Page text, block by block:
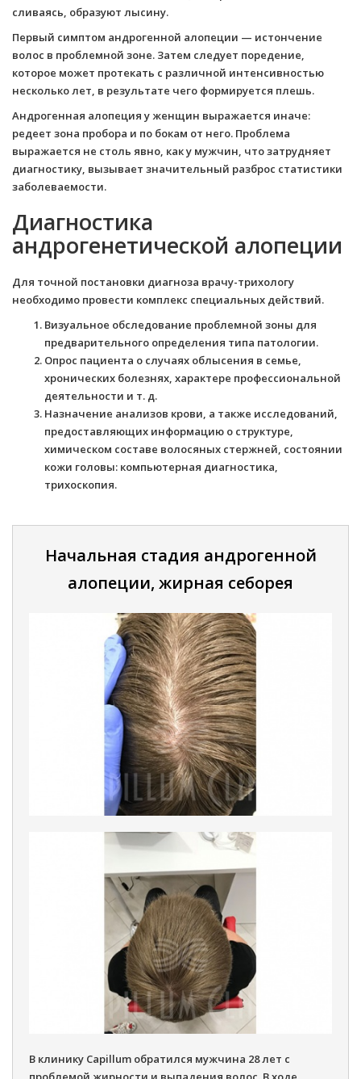
сливаясь, образуют лысину.
Первый симптом андрогенной алопеции — истончение
волос в проблемной зоне. Затем следует поредение,
которое может протекать с различной интенсивностью
несколько лет, в результате чего формируется плешь.
Андрогенная алопеция у женщин выражается иначе:
редеет зона пробора и по бокам от него. Проблема
выражается не столь явно, как у мужчин, что затрудняет
диагностику, вызывает значительный разброс статистики
заболеваемости.
Диагностика
андрогенетической алопеции
Для точной постановки диагноза врачу-трихологу
необходимо провести комплекс специальных действий.
Визуальное обследование проблемной зоны для
предварительного определения типа патологии.
Опрос пациента о случаях облысения в семье,
хронических болезнях, характере профессиональной
деятельности и т. д.
Назначение анализов крови, а также исследований,
предоставляющих информацию о структуре,
химическом составе волосяных стержней, состоянии
кожи головы: компьютерная диагностика,
трихоскопия.
Начальная стадия андрогенной
алопеции, жирная себорея
В клинику Capillum обратился мужчина 28 лет с